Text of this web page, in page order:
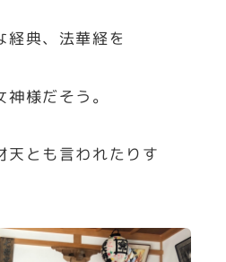
経典、法華経を
様だそう。
天とも言われたりす